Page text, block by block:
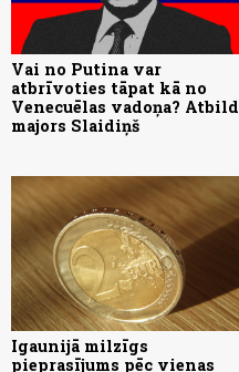
Vai no Putina var
atbrīvoties tāpat kā no
Venecuēlas vadoņa? Atbild
majors Slaidiņš
Igaunijā milzīgs
pieprasījums pēc vienas